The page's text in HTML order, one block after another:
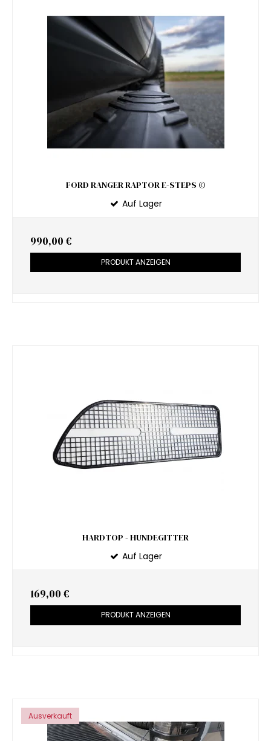
FORD RANGER RAPTOR E-STEPS ©
Auf Lager
990,00 €
PRODUKT ANZEIGEN
HARDTOP - HUNDEGITTER
Auf Lager
169,00 €
PRODUKT ANZEIGEN
Ausverkauft